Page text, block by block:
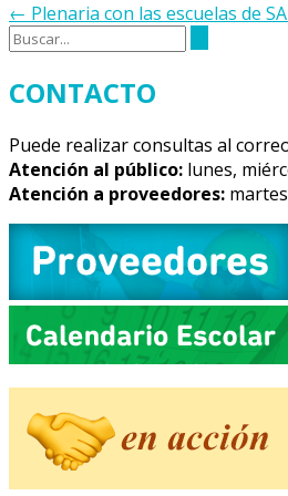
de
la
entrada
← Plenaria con las escuelas de
CONTACTO
Puede realizar consultas al
Atención al público: lunes,
Atención a proveedores: